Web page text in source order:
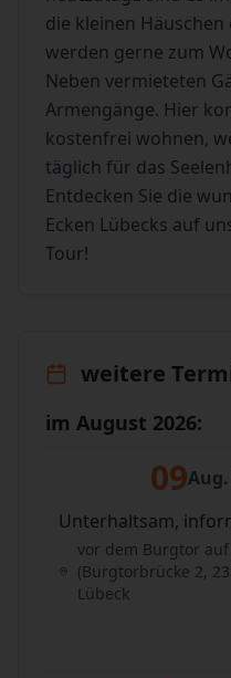
die kleinen
werden gerne zum
Neben vermieteten
Armengänge. Hier
kostenfrei wohnen,
täglich für das
Entdecken Sie die
Ecken Lübecks auf
Tour!
weitere
im August 2026:
09Aug.
Unterhaltsam,
vor dem Burgtor
(Burgtorbrücke 2,
Lübeck